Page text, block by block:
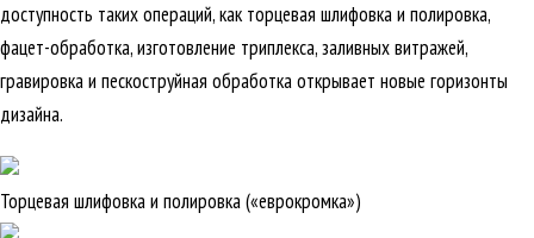
доступность таких операций, как торцевая шлифовка и полировка,
фацет-обработка, изготовление триплекса, заливных витражей,
гравировка и пескоструйная обработка открывает новые горизонты
дизайна.
Торцевая шлифовка и полировка («еврокромка»)